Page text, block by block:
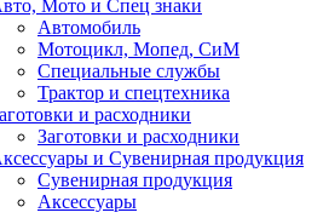
Мото и Спец знаки
Автомобиль
Мотоцикл, Мопед, СиМ
Специальные службы
Трактор и спецтехника
и расходники
Заготовки и расходники
и Сувенирная продукция
Сувенирная продукция
Аксессуары